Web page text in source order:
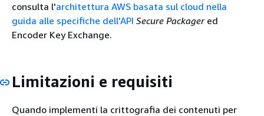
consulta l'architettura AWS basata sul cloud nella
guida alle specifiche dell'API Secure Packagered
Encoder Key Exchange.
Limitazioni e requisiti
Quando implementi la crittografia dei contenuti per